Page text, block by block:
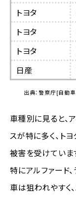
トヨタ
トヨタ
トヨタ
日産
出典：警察庁[自動
車種別に見ると、
スが特に多く、ト
被害を受けていま
特にアルファード
車は狙われやすく